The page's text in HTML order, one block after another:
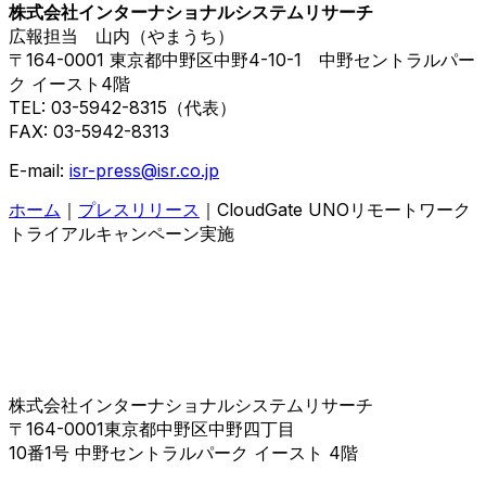
株式会社インターナショナルシステムリサーチ
広報担当 山内（やまうち）
〒164-0001 東京都中野区中野4-10-1 中野セントラルパー
ク イースト4階
TEL: 03-5942-8315（代表）
FAX: 03-5942-8313
E-mail: isr-press@isr.co.jp
ホーム ｜ プレスリリース ｜CloudGate UNOリモートワーク
トライアルキャンペーン実施
株式会社インターナショナルシステムリサーチ
〒164-0001東京都中野区中野四丁目
10番1号 中野セントラルパーク イースト 4階